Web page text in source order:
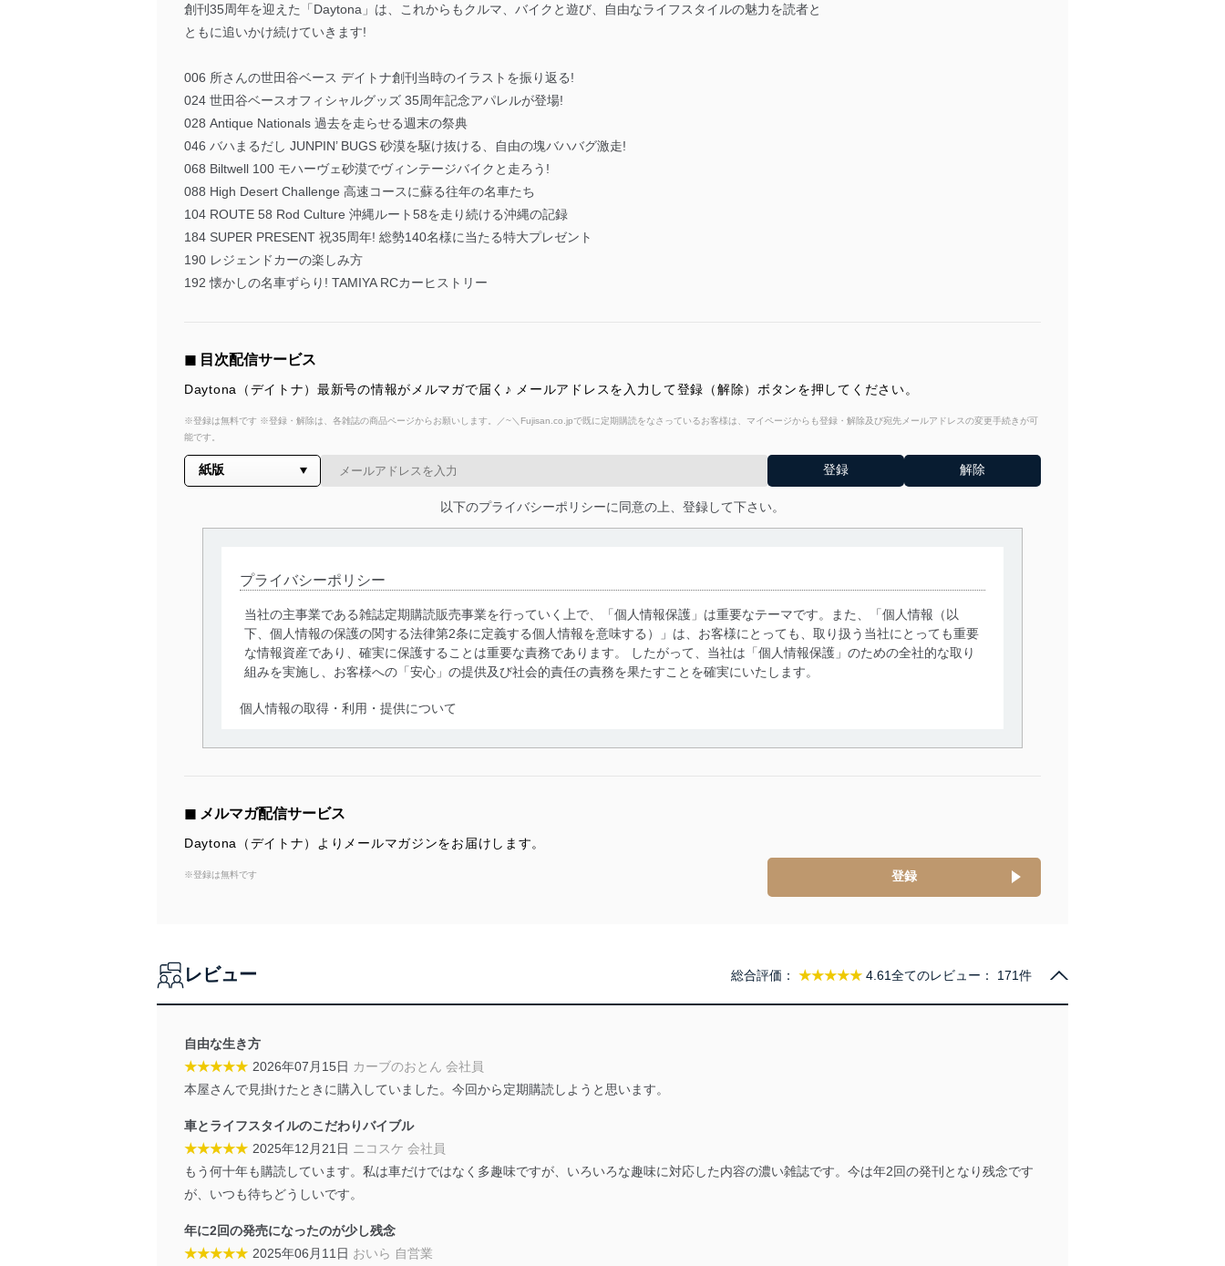
創刊35周年を迎えた「Daytona」は、これからもクルマ、バイクと遊び、自由なライフスタイルの魅力を読者と
ともに追いかけ続けていきます!
006 所さんの世田谷ベース デイトナ創刊当時のイラストを振り返る!
024 世田谷ベースオフィシャルグッズ 35周年記念アパレルが登場!
028 Antique Nationals 過去を走らせる週末の祭典
046 バハまるだし JUNPIN’ BUGS 砂漠を駆け抜ける、自由の塊バハバグ激走!
068 Biltwell 100 モハーヴェ砂漠でヴィンテージバイクと走ろう!
088 High Desert Challenge 高速コースに蘇る往年の名車たち
104 ROUTE 58 Rod Culture 沖縄ルート58を走り続ける沖縄の記録
184 SUPER PRESENT 祝35周年! 総勢140名様に当たる特大プレゼント
190 レジェンドカーの楽しみ方
192 懐かしの名車ずらり! TAMIYA RCカーヒストリー
◼︎ 目次配信サービス
Daytona（デイトナ）最新号の情報がメルマガで届く♪ メールアドレスを入力して登録（解除）ボタンを押してください。
※登録は無料です ※登録・解除は、各雑誌の商品ページからお願いします。／~＼Fujisan.co.jpで既に定期購読をなさっているお客様は、マイページからも登録・解除及び宛先メールアドレスの変更手続きが可
能です。
以下のプライバシーポリシーに同意の上、登録して下さい。
プライバシーポリシー
当社の主事業である雑誌定期購読販売事業を行っていく上で、「個人情報保護」は重要なテーマです。また、「個人情報（以
下、個人情報の保護の関する法律第2条に定義する個人情報を意味する）」は、お客様にとっても、取り扱う当社にとっても重要
な情報資産であり、確実に保護することは重要な責務であります。 したがって、当社は「個人情報保護」のための全社的な取り
組みを実施し、お客様への「安心」の提供及び社会的責任の責務を果たすことを確実にいたします。
個人情報の取得・利用・提供について
当社は、個人情報の取得・利用・提供に際して、その利用目的を明確にし、本人の同意を得たうえで利用目的の達成に必要な範
法令遵守
当社は、個人情報に関連する法令、国が定める指針及びその他の規範を遵守します。また、当社の管理の仕組みに、これらの法
アクセス者の識別と認証
システムを使用する従業者を識別・認証しています。
外部からの不正アクセス等の防止
個人データを取り扱う機器等のオペレーティングシステムを最新の状態に保持しています。
個人データを取り扱う機器等にセキュリティ対策ソフトウェア等を導入し、自動更新 機能等の活用により、これを最新状態
としています。
情報システムの使用に伴う漏洩等の防止
◼︎ メルマガ配信サービス
Daytona（デイトナ）よりメールマガジンをお届けします。
※登録は無料です 登録
レビュー 総合評価： ★★★★★ 4.61全てのレビュー： 171件
自由な生き方
★★★★★ 2026年07月15日 カーブのおとん 会社員
本屋さんで見掛けたときに購入していました。今回から定期購読しようと思います。
車とライフスタイルのこだわりバイブル
★★★★★ 2025年12月21日 ニコスケ 会社員
もう何十年も購読しています。私は車だけではなく多趣味ですが、いろいろな趣味に対応した内容の濃い雑誌です。今は年2回の発刊となり残念です
が、いつも待ちどうしいです。
年に2回の発売になったのが少し残念
★★★★★ 2025年06月11日 おいら 自営業